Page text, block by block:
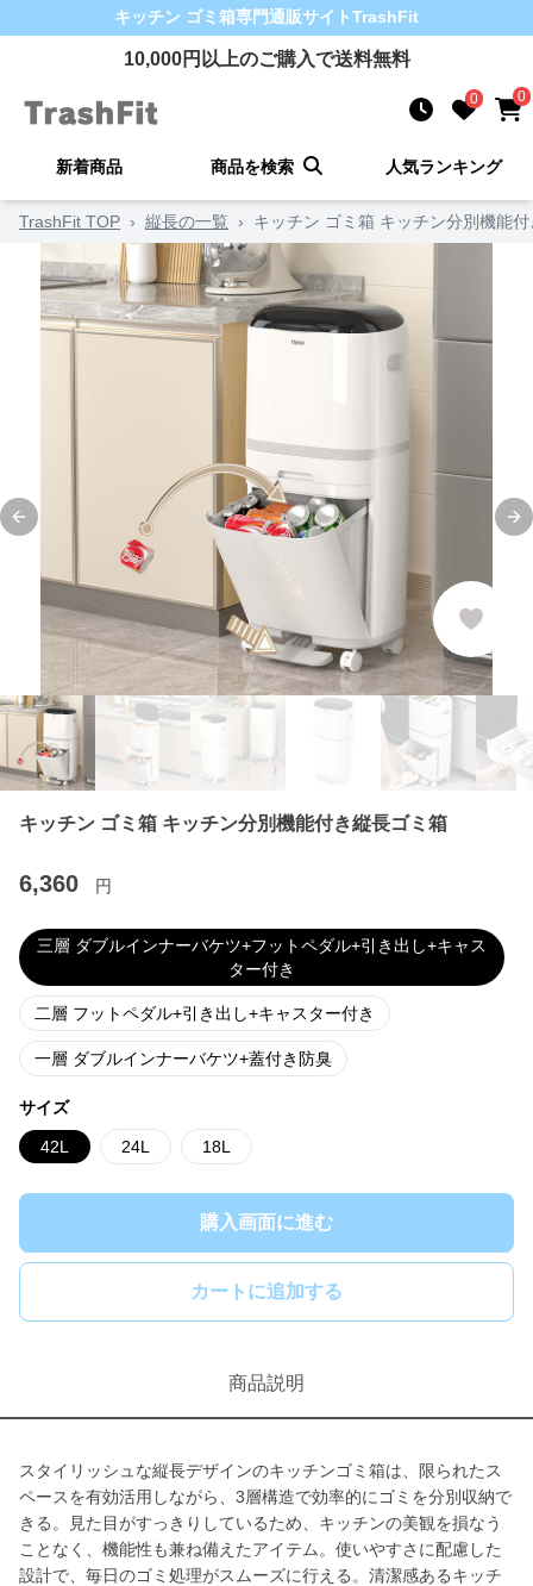
キッチン ゴミ箱専門通販サイトTrashFit
10,000円以上のご購入で送料無料
0 0
新着商品 商品を検索 人気ランキング
TrashFit TOP › 縦長の一覧 › キッチン ゴミ箱 キッチン分別機能
Previous slide
キッチン ゴミ箱 キッチン分別機能付き縦長ゴミ箱
6,360 円
三層 ダブルインナーバケツ+フットペダル+引き出し+キャス
ター付き
二層 フットペダル+引き出し+キャスター付き
一層 ダブルインナーバケツ+蓋付き防臭
サイズ
42L 24L 18L
購入画面に進む
カートに追加する
商品説明
スタイリッシュな縦長デザインのキッチンゴミ箱は、限られたス
ペースを有効活用しながら、3層構造で効率的にゴミを分別収納で
きる。見た目がすっきりしているため、キッチンの美観を損なう
ことなく、機能性も兼ね備えたアイテム。使いやすさに配慮した
設計で、毎日のゴミ処理がスムーズに行える。清潔感あるキッチ